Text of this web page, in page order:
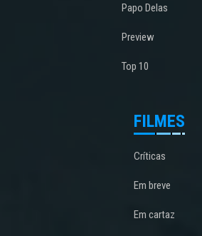
Papo Delas
Preview
Top 10
FILMES
Críticas
Em breve
Em cartaz